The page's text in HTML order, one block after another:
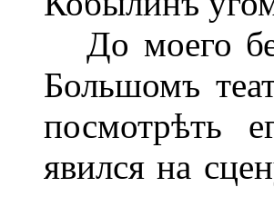
До моего
Большомъ
посмотрѣть
явился на